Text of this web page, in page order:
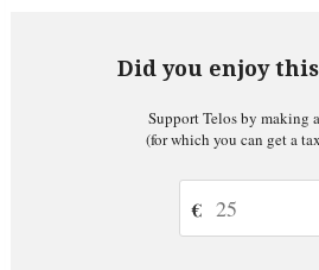
Did you enjoy
Support Telos by making
(for which you can get a
€